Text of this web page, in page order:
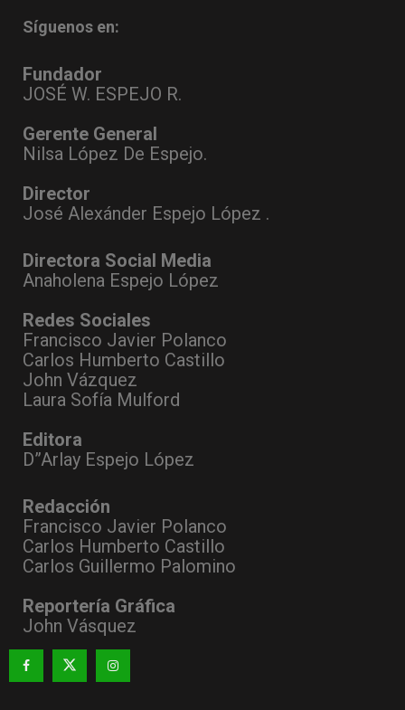
Síguenos en:
Fundador
JOSÉ W. ESPEJO R.
Gerente General
Nilsa López De Espejo.
Director
José Alexánder Espejo López .
Directora Social Media
Anaholena Espejo López
Redes Sociales
Francisco Javier Polanco
Carlos Humberto Castillo
John Vázquez
Laura Sofía Mulford
Editora
D”Arlay Espejo López
Redacción
Francisco Javier Polanco
Carlos Humberto Castillo
Carlos Guillermo Palomino
Reportería Gráfica
John Vásquez